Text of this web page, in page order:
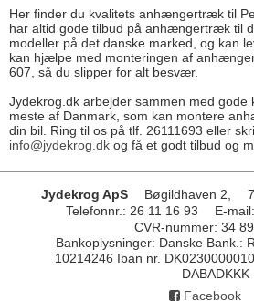
Her finder du kvalitets anhængertræk til
har altid gode tilbud på anhængertræk til
modeller på det danske marked, og kan
kan hjælpe med monteringen af
607, så du slipper for alt besvær.
Jydekrog.dk arbejder sammen med
meste af Danmark, som kan montere
din bil. Ring til os på tlf. 26111693 eller
info@jydekrog.dk og få et godt tilbud og
Jydekrog ApS Bøgildhaven 2,
Telefonnr. : 26 11 16 93 E-mail:
CVR-nummer: 34
Bankoplysninger: Danske Bank.:
10214246 Iban nr.
DABADKKK
Facebook